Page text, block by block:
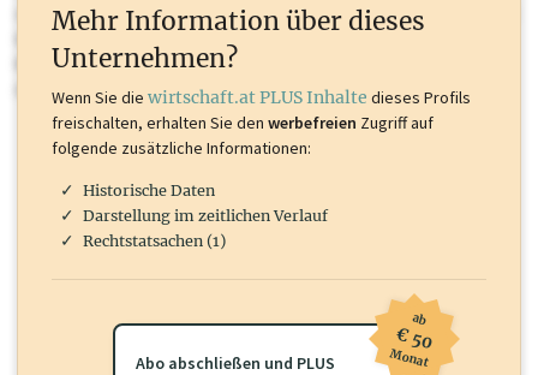
oder loggen Sie sich ein um diese Inhalte zu sehen. wirtschaft.at PLUS
Marken, Patente, Rechtstatsachen, OTS-Aussendungen, und viele
mehr.
Mehr Information über dieses
Unternehmen?
Wenn Sie die wirtschaft.at PLUS Inhalte dieses Profils
freischalten, erhalten Sie den werbefreien Zugriff auf
folgende zusätzliche Informationen:
Historische Daten
Darstellung im zeitlichen Verlauf
Rechtstatsachen (1)
Abo abschließen und PLUS
ab
€ 50
Monat